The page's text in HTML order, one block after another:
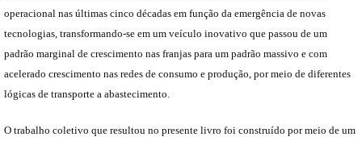
operacional nas últimas cinco décadas em função da emergência de novas
tecnologias, transformando-se em um veículo inovativo que passou de um
padrão marginal de crescimento nas franjas para um padrão massivo e com
acelerado crescimento nas redes de consumo e produção, por meio de diferentes
lógicas de transporte a abastecimento.
O trabalho coletivo que resultou no presente livro foi construído por meio de um